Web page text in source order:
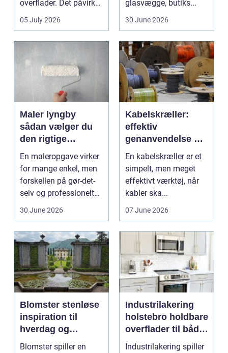
overflader. Det påvirker
både arbejdsmi...
05 July 2026
glasvægge, butiks...
30 June 2026
Maler lyngby
sådan vælger du
den rigtige
fagmand
En maleropgave virker
for mange enkel, men
forskellen på gør-det-
selv og professionelt
arbejde er of...
30 June 2026
Kabelskræller:
effektiv
genanvendelse og
bedre økonomi i
kabelhåndtering
En kabelskræller er et
simpelt, men meget
effektivt værktøj, når
kabler ska...
07 June 2026
Blomster stenløse
inspiration til
hverdag og
særlige øjeblikke
Blomster spiller en
Industrilakering
holstebro holdbare
overflader til både
erhverv og private
Industrilakering spiller